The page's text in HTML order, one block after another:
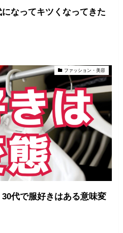
になってキツくなってきた
ファッション・美容
30代で服好きはある意味変